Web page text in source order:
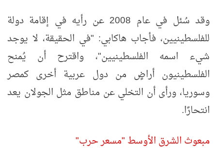
وقد سُئل في عام 2008 عن رأيه في إقامة دولة
للفلسطينيين، فأجاب هاكابي: "في الحقيقة، لا يوجد
شيء اسمه الفلسطينيين"، واقترح أن يُمنح
الفلسطينيون أراضٍ من دول عربية أخرى كمصر
وسوريا، ورأى أن التخلي عن مناطق مثل الجولان يعد
انتحارًا.
مبعوث الشرق الأوسط "مسعر حرب"